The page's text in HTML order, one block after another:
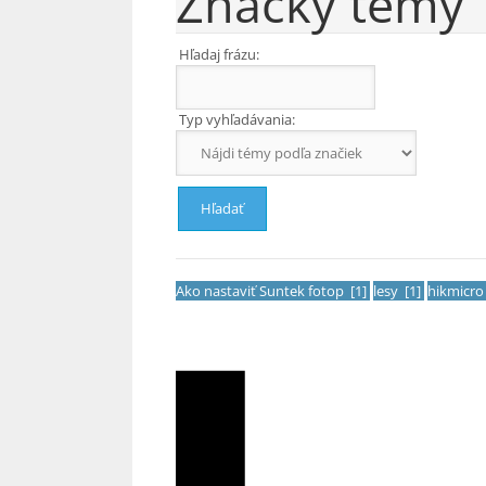
Hľadaj frázu:
Typ vyhľadávania:
Ako nastaviť Suntek fotop [1] lesy [1]